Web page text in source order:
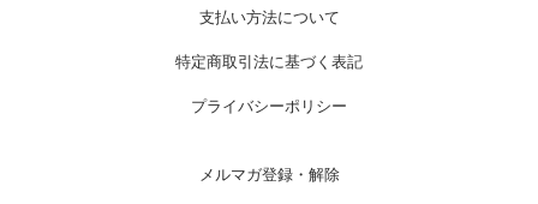
支払い方法について
特定商取引法に基づく表記
プライバシーポリシー
メルマガ登録・解除